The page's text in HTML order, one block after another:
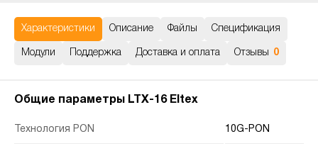
Характеристики Описание Файлы Спецификация
Модули Поддержка Доставка и оплата Отзывы 0
Общие параметры LTX-16 Eltex
Технология PON 10G-PON